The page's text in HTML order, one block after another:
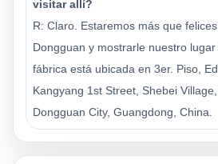
visitar allí?
R: Claro. Estaremos más que
Dongguan y mostrarle nuestro
fábrica está ubicada en 3er. Piso,
Kangyang 1st Street, Shebei
Dongguan City, Guangdong, China.